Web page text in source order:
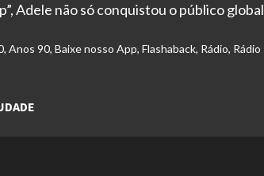
Adele não só conquistou o público
, Anos 90, Baixe nosso App, Flashaback, Rádio,